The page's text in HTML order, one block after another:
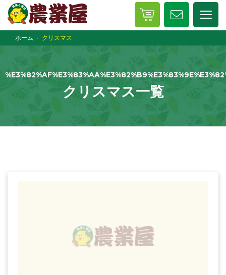
ホーム クリスマス
クリスマス一覧